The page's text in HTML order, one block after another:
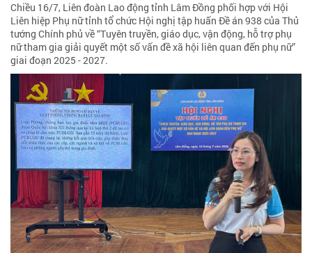
Chiều 16/7, Liên đoàn Lao động tỉnh Lâm Đồng phối hợp với Hội
Liên hiệp Phụ nữ tỉnh tổ chức Hội nghị tập huấn Đề án 938 của Thủ
tướng Chính phủ về “Tuyên truyền, giáo dục, vận động, hỗ trợ phụ
nữ tham gia giải quyết một số vấn đề xã hội liên quan đến phụ nữ”
giai đoạn 2025 - 2027.